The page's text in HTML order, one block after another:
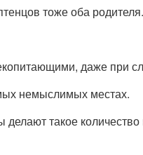
тоже оба родителя.
даже при
немыслимых местах.
такое